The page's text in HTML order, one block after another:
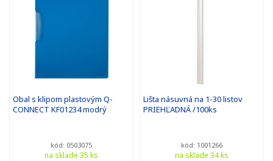
Obal s klipom plastovým Q-
CONNECT KF01234 modrý
kód: 0503075
na sklade 35 ks
Lišta násuvná na 1-30 listov
PRIEHĽADNÁ /100ks
kód: 1001266
na sklade 34 ks